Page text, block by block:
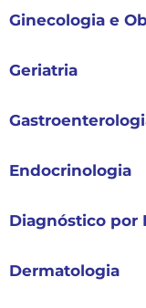
Ginecologia e
Geriatria
Endocrinologia
Diagnóstico por
Dermatologia